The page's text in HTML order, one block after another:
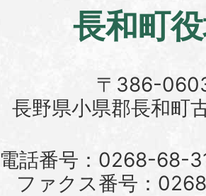
長和町
〒386-
長野県小県郡長和町
電話番号：0268-68-
ファクス番号：